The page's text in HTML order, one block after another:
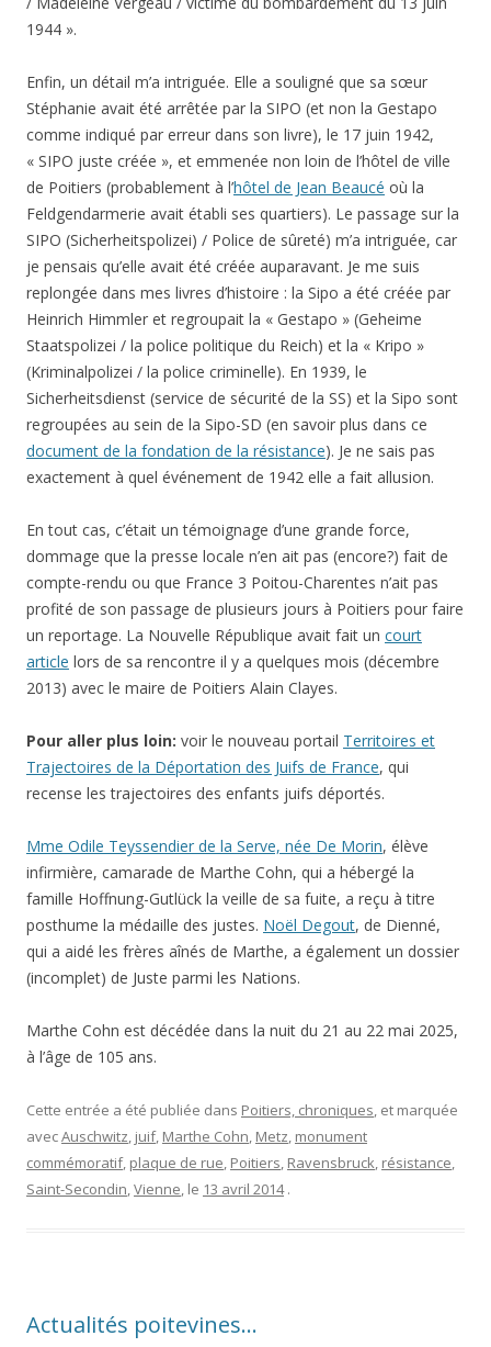
1944 ».
Enfin, un détail m’a intriguée. Elle a souligné que sa sœur
Stéphanie avait été arrêtée par la SIPO (et non la Gestapo
comme indiqué par erreur dans son livre), le 17 juin 1942,
« SIPO juste créée », et emmenée non loin de l’hôtel de ville
de Poitiers (probablement à l’hôtel de Jean Beaucé où la
Feldgendarmerie avait établi ses quartiers). Le passage sur la
SIPO (Sicherheitspolizei) / Police de sûreté) m’a intriguée, car
je pensais qu’elle avait été créée auparavant. Je me suis
replongée dans mes livres d’histoire : la Sipo a été créée par
Heinrich Himmler et regroupait la « Gestapo » (Geheime
Staatspolizei / la police politique du Reich) et la « Kripo »
(Kriminalpolizei / la police criminelle). En 1939, le
Sicherheitsdienst (service de sécurité de la SS) et la Sipo sont
regroupées au sein de la Sipo-SD (en savoir plus dans ce
document de la fondation de la résistance). Je ne sais pas
exactement à quel événement de 1942 elle a fait allusion.
En tout cas, c’était un témoignage d’une grande force,
dommage que la presse locale n’en ait pas (encore?) fait de
compte-rendu ou que France 3 Poitou-Charentes n’ait pas
profité de son passage de plusieurs jours à Poitiers pour faire
un reportage. La Nouvelle République avait fait un court
article lors de sa rencontre il y a quelques mois (décembre
2013) avec le maire de Poitiers Alain Clayes.
Pour aller plus loin: voir le nouveau portail Territoires et
Trajectoires de la Déportation des Juifs de France, qui
recense les trajectoires des enfants juifs déportés.
Mme Odile Teyssendier de la Serve, née De Morin, élève
infirmière, camarade de Marthe Cohn, qui a hébergé la
famille Hoffnung-Gutlück la veille de sa fuite, a reçu à titre
posthume la médaille des justes. Noël Degout, de Dienné,
qui a aidé les frères aînés de Marthe, a également un dossier
(incomplet) de Juste parmi les Nations.
Marthe Cohn est décédée dans la nuit du 21 au 22 mai 2025,
à l’âge de 105 ans.
Cette entrée a été publiée dans Poitiers, chroniques, et marquée
avecAuschwitz, juif, Marthe Cohn, Metz, monument
commémoratif, plaque de rue, Poitiers, Ravensbruck, résistance,
Saint-Secondin,Vienne, le 13 avril 2014 .
Actualités poitevines…